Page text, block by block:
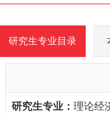
研究生专业目录
理论经